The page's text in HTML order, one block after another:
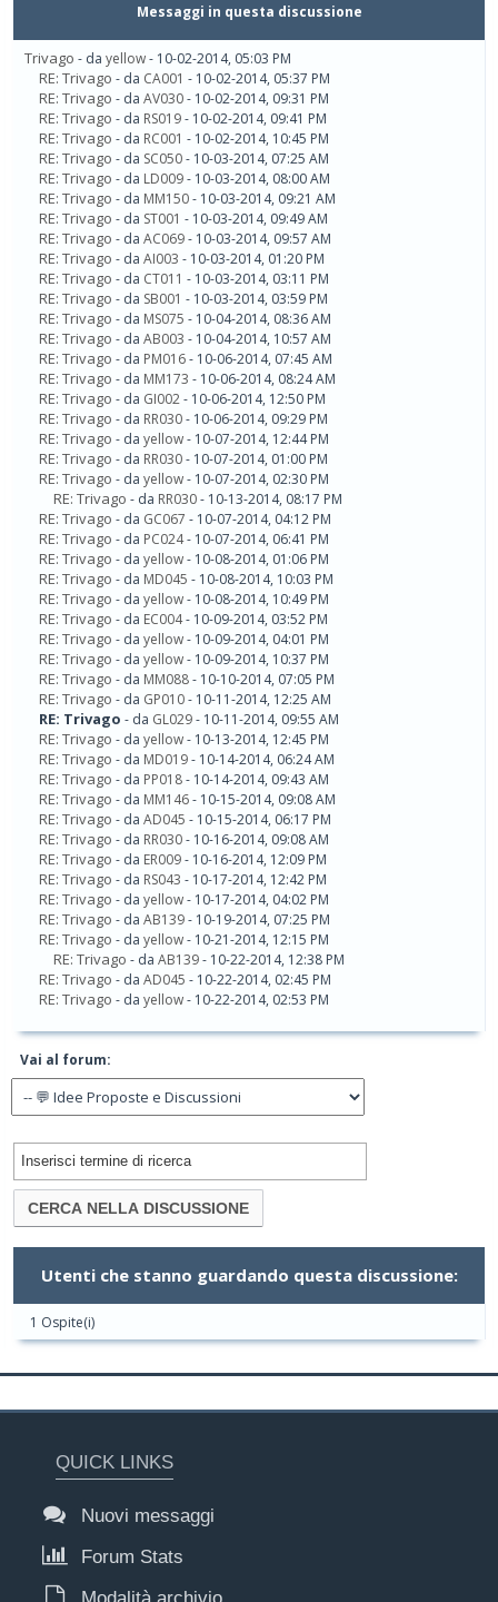
Messaggi in questa discussione
Trivago - da yellow- 10-02-2014, 05:03 PM
RE: Trivago - da CA001 - 10-02-2014, 05:37 PM
RE: Trivago - da AV030- 10-02-2014, 09:31 PM
RE: Trivago - da RS019- 10-02-2014, 09:41 PM
RE: Trivago - da RC001 - 10-02-2014, 10:45 PM
RE: Trivago - da SC050- 10-03-2014, 07:25 AM
RE: Trivago - da LD009- 10-03-2014, 08:00 AM
RE: Trivago - da MM150- 10-03-2014, 09:21 AM
RE: Trivago - da ST001 - 10-03-2014, 09:49 AM
RE: Trivago - da AC069- 10-03-2014, 09:57 AM
RE: Trivago - da AI003 - 10-03-2014, 01:20 PM
RE: Trivago - da CT011 - 10-03-2014, 03:11 PM
RE: Trivago - da SB001 - 10-03-2014, 03:59 PM
RE: Trivago - da MS075 - 10-04-2014, 08:36 AM
RE: Trivago - da AB003 - 10-04-2014, 10:57 AM
RE: Trivago - da PM016- 10-06-2014, 07:45 AM
RE: Trivago - da MM173 - 10-06-2014, 08:24 AM
RE: Trivago - da GI002- 10-06-2014, 12:50 PM
RE: Trivago - da RR030- 10-06-2014, 09:29 PM
RE: Trivago - da yellow- 10-07-2014, 12:44 PM
RE: Trivago - da RR030- 10-07-2014, 01:00 PM
RE: Trivago - da yellow- 10-07-2014, 02:30 PM
RE: Trivago - da RR030- 10-13-2014, 08:17 PM
RE: Trivago - da GC067 - 10-07-2014, 04:12 PM
RE: Trivago - da PC024- 10-07-2014, 06:41 PM
RE: Trivago - da yellow- 10-08-2014, 01:06 PM
RE: Trivago - da MD045 - 10-08-2014, 10:03 PM
RE: Trivago - da yellow- 10-08-2014, 10:49 PM
RE: Trivago - da EC004- 10-09-2014, 03:52 PM
RE: Trivago - da yellow- 10-09-2014, 04:01 PM
RE: Trivago - da yellow- 10-09-2014, 10:37 PM
RE: Trivago - da MM088- 10-10-2014, 07:05 PM
RE: Trivago - da GP010- 10-11-2014, 12:25 AM
RE: Trivago - da GL029- 10-11-2014, 09:55 AM
RE: Trivago - da yellow- 10-13-2014, 12:45 PM
RE: Trivago - da MD019- 10-14-2014, 06:24 AM
RE: Trivago - da PP018- 10-14-2014, 09:43 AM
RE: Trivago - da MM146- 10-15-2014, 09:08 AM
RE: Trivago - da AD045 - 10-15-2014, 06:17 PM
RE: Trivago - da RR030- 10-16-2014, 09:08 AM
RE: Trivago - da ER009- 10-16-2014, 12:09 PM
RE: Trivago - da RS043 - 10-17-2014, 12:42 PM
RE: Trivago - da yellow- 10-17-2014, 04:02 PM
RE: Trivago - da AB139- 10-19-2014, 07:25 PM
RE: Trivago - da yellow- 10-21-2014, 12:15 PM
RE: Trivago - da AB139- 10-22-2014, 12:38 PM
RE: Trivago - da AD045 - 10-22-2014, 02:45 PM
RE: Trivago - da yellow- 10-22-2014, 02:53 PM
Vai al forum:
Utenti che stanno guardando questa discussione:
1 Ospite(i)
QUICK LINKS
Nuovi messaggi
Forum Stats